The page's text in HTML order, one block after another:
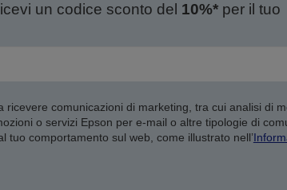
un codice sconto del 10%*per il tuo
comunicazioni di marketing, tra cui analisi di
o servizi Epson per e-mail o altre tipologie di
comportamento sul web, come illustrato nell’